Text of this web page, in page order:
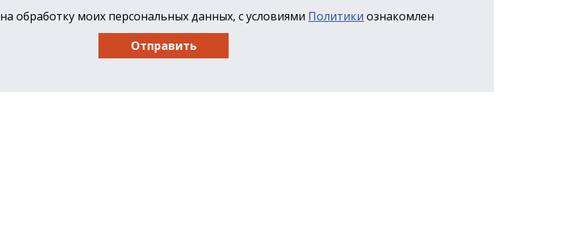
на обработку моих персональных данных, с условиями Политики ознакомлен
Отправить